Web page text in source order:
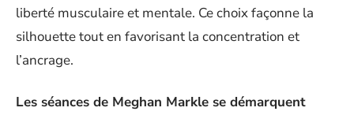
liberté musculaire et mentale. Ce choix façonne la
silhouette tout en favorisant la concentration et
l’ancrage.
Les séances de Meghan Markle se démarquent